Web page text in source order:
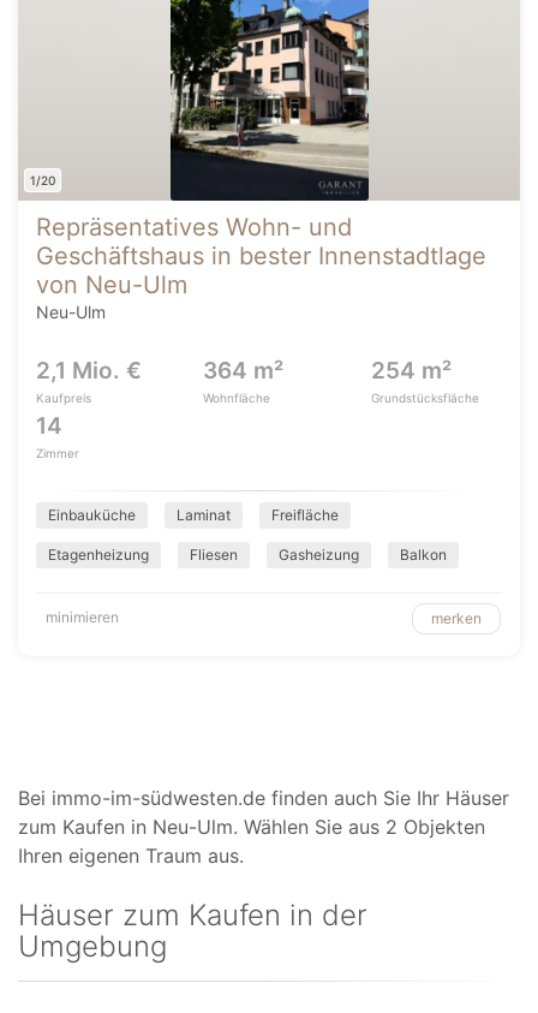
1/20
Repräsentatives Wohn- und
Geschäftshaus in bester Innenstadtlage
von Neu-Ulm
Neu-Ulm
2,1 Mio. €
Kaufpreis
364 m²
Wohnfläche
254 m²
Grundstücksfläche
14
Zimmer
Einbauküche Laminat Freifläche
Etagenheizung Fliesen Gasheizung Balkon
minimieren merken
Bei immo-im-südwesten.de finden auch Sie Ihr Häuser
zum Kaufen in Neu-Ulm. Wählen Sie aus 2 Objekten
Ihren eigenen Traum aus.
Häuser zum Kaufen in der
Umgebung